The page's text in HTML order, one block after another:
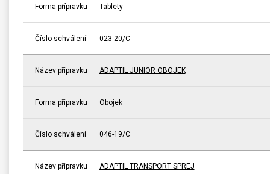
Forma přípravku Tablety
Číslo schválení 023-20/C
Název přípravku ADAPTIL JUNIOR OBOJEK
Forma přípravku Obojek
Číslo schválení 046-19/C
Název přípravku ADAPTIL TRANSPORT SPREJ